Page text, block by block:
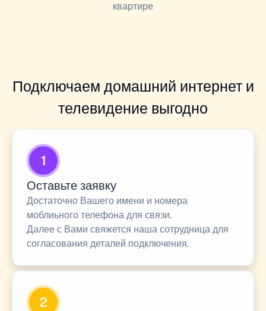
квартире
Подключаем домашний интернет и
телевидение выгодно
1
Оставьте заявку
Достаточно Вашего имени и номера
моблиьного телефона для связи.
Далее с Вами свяжется наша сотрудница для
согласования деталей подключения.
2